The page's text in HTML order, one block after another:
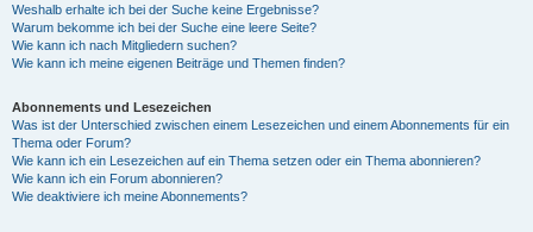
Weshalb erhalte ich bei der Suche keine Ergebnisse?
Warum bekomme ich bei der Suche eine leere Seite?
Wie kann ich nach Mitgliedern suchen?
Wie kann ich meine eigenen Beiträge und Themen finden?
Abonnements und Lesezeichen
Was ist der Unterschied zwischen einem Lesezeichen und einem Abonnements für ein
Thema oder Forum?
Wie kann ich ein Lesezeichen auf ein Thema setzen oder ein Thema abonnieren?
Wie kann ich ein Forum abonnieren?
Wie deaktiviere ich meine Abonnements?